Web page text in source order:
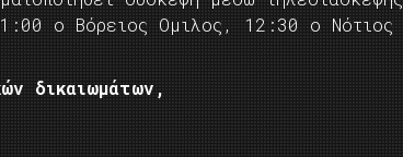
ο Βόρειος Ομιλος, 12:30 ο Νότιος
δικαιωμάτων,